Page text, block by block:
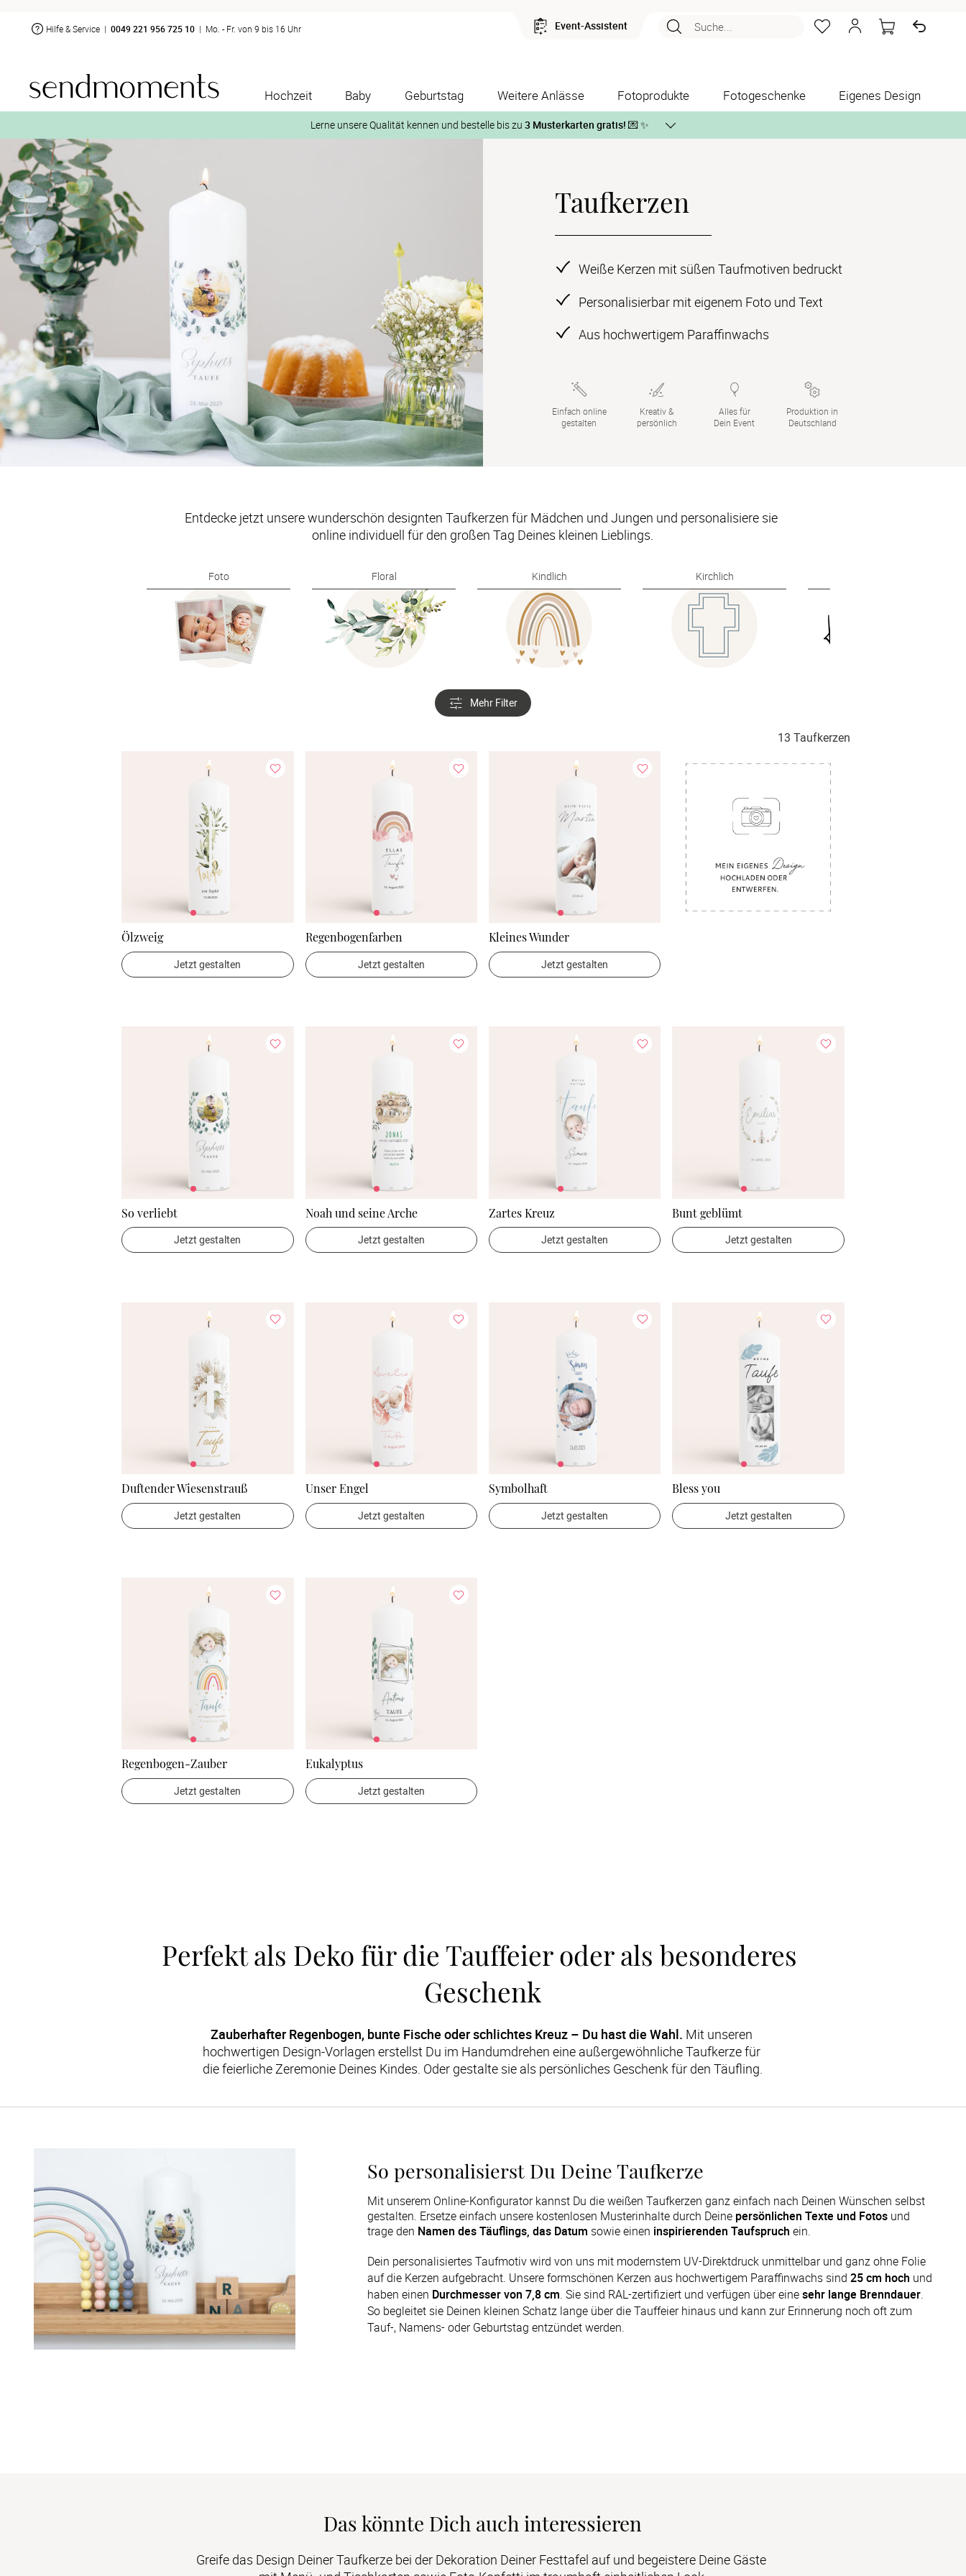
Hilfe & Service | 0049 221 956 725 10 | Mo. - Fr. von 9 bis 16 Uhr Event-Assistent Suche...
Hochzeit Baby Geburtstag Weitere Anlässe Fotoprodukte Fotogeschenke Eigenes Design
Lerne unsere Qualität kennen und bestelle bis zu 3 Musterkarten gratis! 💌 ✨
2. Aktiviere „kostenlose Musterkarte“
auf der jeweiligen Produktseite und lasse Dir die Karten kostenlos per Post zusenden.
Taufkerzen
Weiße Kerzen mit süßen Taufmotiven bedruckt
Personalisierbar mit eigenem Foto und Text
Aus hochwertigem Paraffinwachs
Einfach online
gestalten
Kreativ &
persönlich
Alles für
Dein Event
Produktion in
Deutschland
Entdecke jetzt unsere wunderschön designten Taufkerzen für Mädchen und Jungen und personalisiere sie
online individuell für den großen Tag Deines kleinen Lieblings.
Foto Floral Kindlich Kirchlich
Mehr Filter
13 Taufkerzen
Ölzweig
Jetzt gestalten
Regenbogenfarben
Jetzt gestalten
Kleines Wunder
Jetzt gestalten
So verliebt
Jetzt gestalten
Noah und seine Arche
Jetzt gestalten
Zartes Kreuz
Jetzt gestalten
Bunt geblümt
Jetzt gestalten
Duftender Wiesenstrauß
Jetzt gestalten
Unser Engel
Jetzt gestalten
Symbolhaft
Jetzt gestalten
Bless you
Jetzt gestalten
Regenbogen-Zauber
Jetzt gestalten
Eukalyptus
Jetzt gestalten
Perfekt als Deko für die Tauffeier oder als besonderes
Geschenk
Zauberhafter Regenbogen, bunte Fische oder schlichtes Kreuz – Du hast die Wahl. Mit unseren
hochwertigen Design-Vorlagen erstellst Du im Handumdrehen eine außergewöhnliche Taufkerze für
die feierliche Zeremonie Deines Kindes. Oder gestalte sie als persönliches Geschenk für den Täufling.
So personalisierst Du Deine Taufkerze
Mit unserem Online-Konfigurator kannst Du die weißen Taufkerzen ganz einfach nach Deinen Wünschen selbst
gestalten. Ersetze einfach unsere kostenlosen Musterinhalte durch Deine persönlichen Texte und Fotosund
trage den Namen des Täuflings, das Datum sowie einen inspirierenden Taufspruch ein.
Dein personalisiertes Taufmotiv wird von uns mit modernstem UV-Direktdruck unmittelbar und ganz ohne Folie
auf die Kerzen aufgebracht. Unsere formschönen Kerzen aus hochwertigem Paraffinwachs sind 25 cm hoch und
haben einen Durchmesser von 7,8 cm. Sie sind RAL-zertifiziert und verfügen über eine sehr lange Brenndauer.
So begleitet sie Deinen kleinen Schatz lange über die Tauffeier hinaus und kann zur Erinnerung noch oft zum
Tauf-, Namens- oder Geburtstag entzündet werden.
Das könnte Dich auch interessieren
Greife das Design Deiner Taufkerze bei der Dekoration Deiner Festtafel auf und begeistere Deine Gäste